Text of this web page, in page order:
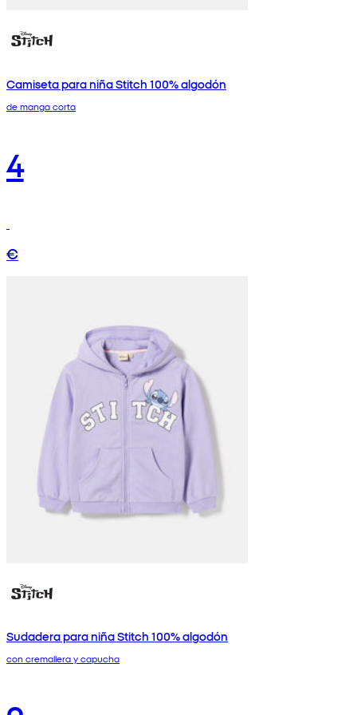
Camiseta para niña Stitch 100% algodón
de manga corta
4
€
Sudadera para niña Stitch 100% algodón
con cremallera y capucha